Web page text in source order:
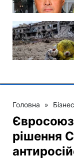
Головна » Бізнес
Євросоюз
рішення